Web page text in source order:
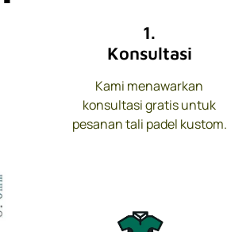
1.
Konsultasi
Kami menawarkan
konsultasi gratis untuk
pesanan tali padel kustom.